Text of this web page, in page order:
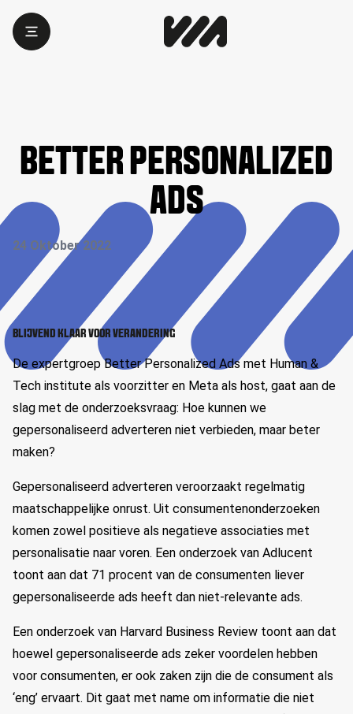
BETTER PERSONALIZED
ADS
24 Oktober 2022
BLIJVEND KLAAR VOOR VERANDERING
De expertgroep Better Personalized Ads met Human &
Tech institute als voorzitter en Meta als host, gaat aan de
slag met de onderzoeksvraag: Hoe kunnen we
gepersonaliseerd adverteren niet verbieden, maar beter
maken?
Gepersonaliseerd adverteren veroorzaakt regelmatig
maatschappelijke onrust. Uit consumentenonderzoeken
komen zowel positieve als negatieve associaties met
personalisatie naar voren. Een onderzoek van Adlucent
toont aan dat 71 procent van de consumenten liever
gepersonaliseerde ads heeft dan niet-relevante ads.
Een onderzoek van Harvard Business Review toont aan dat
hoewel gepersonaliseerde ads zeker voordelen hebben
voor consumenten, er ook zaken zijn die de consument als
‘eng’ ervaart. Dit gaat met name om informatie die niet